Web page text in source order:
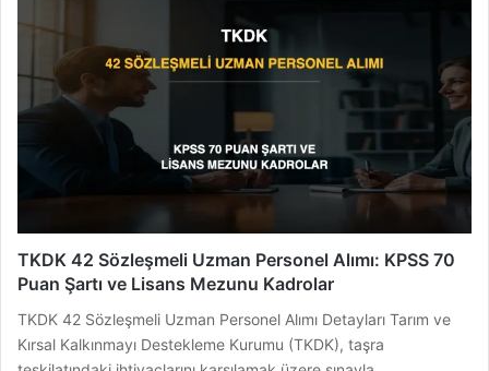
TKDK 42 Sözleşmeli Uzman Personel Alımı: KPSS 70
Puan Şartı ve Lisans Mezunu Kadrolar
TKDK 42 Sözleşmeli Uzman Personel Alımı Detayları Tarım ve
Kırsal Kalkınmayı Destekleme Kurumu (TKDK), taşra